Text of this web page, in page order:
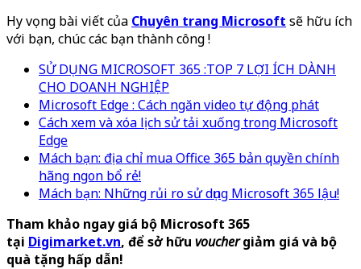
Hy vọng bài viết của Chuyên trang Microsoft sẽ hữu ích
với bạn, chúc các bạn thành công !
SỬ DỤNG MICROSOFT 365 :TOP 7 LỢI ÍCH DÀNH
CHO DOANH NGHIỆP
Microsoft Edge : Cách ngăn video tự động phát
Cách xem và xóa lịch sử tải xuống trong Microsoft
Edge
Mách bạn: địa chỉ mua Office 365 bản quyền chính
hãng ngon bổ rẻ!
Mách bạn: Những rủi ro sử dụng Microsoft 365 lậu!
Tham khảo ngay giá bộ Microsoft 365
tại Digimarket.vn, để sở hữu vouchergiảm giá và bộ
quà tặng hấp dẫn!